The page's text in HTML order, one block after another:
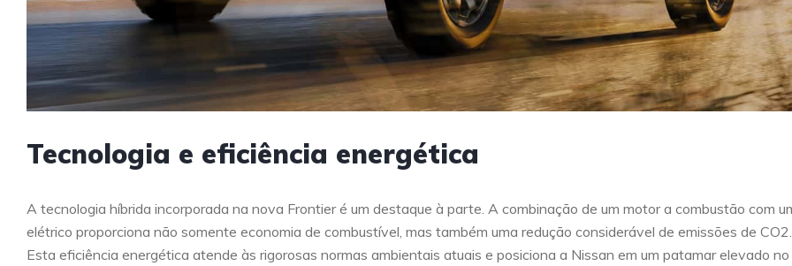
Tecnologia e eficiência energética
A tecnologia híbrida incorporada na nova Frontier é um destaque à parte. A combinação de um motor a combustão com
elétrico proporciona não somente economia de combustível, mas também uma redução considerável de emissões de CO2.
Esta eficiência energética atende às rigorosas normas ambientais atuais e posiciona a Nissan em um patamar elevado no